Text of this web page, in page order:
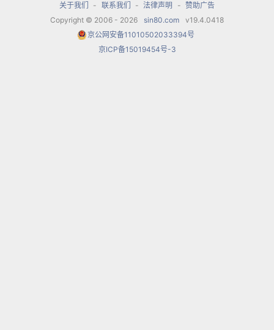
关于我们 - 联系我们 - 法律声明 - 赞助广告
Copyright © 2006 - 2026
sin80.com
v19.4.0418
京公网安备11010502033394号
京ICP备15019454号-3